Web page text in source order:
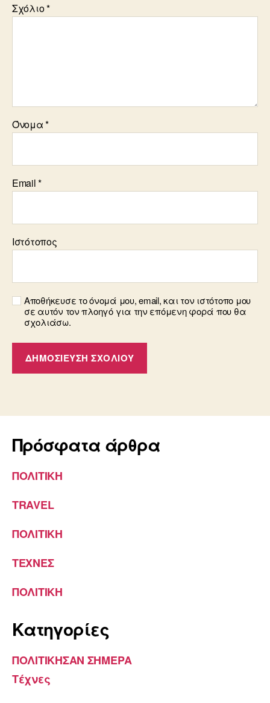
Σχόλιο*
Όνομα*
Email*
Ιστότοπος
Αποθήκευσε το όνομά μου, email, και τον ιστότοπο μου
σε αυτόν τον πλοηγό για την επόμενη φορά που θα
σχολιάσω.
Πρόσφατα άρθρα
ΠΟΛΙΤΙΚΗ
TRAVEL
ΠΟΛΙΤΙΚΗ
ΤΕΧΝΕΣ
ΠΟΛΙΤΙΚΗ
Kατηγορίες
ΠΟΛΙΤΙΚΗΣΑΝ ΣΗΜΕΡΑ
Τέχνες